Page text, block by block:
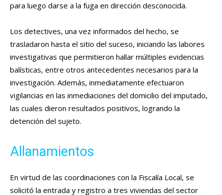
para luego darse a la fuga en dirección desconocida.
Los detectives, una vez informados del hecho, se
trasladaron hasta el sitio del suceso, iniciando las labores
investigativas que permitieron hallar múltiples evidencias
balísticas, entre otros antecedentes necesarios para la
investigación. Además, inmediatamente efectuaron
vigilancias en las inmediaciones del domicilio del imputado,
las cuales dieron resultados positivos, logrando la
detención del sujeto.
Allanamientos
En virtud de las coordinaciones con la Fiscalía Local, se
solicitó la entrada y registro a tres viviendas del sector